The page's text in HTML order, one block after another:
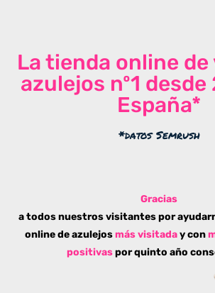
La tienda online de
azulejos nº1
España*
*datos Semrush
Gracias
a todos nuestros visitantes por
online de azulejos más visitaday con
positivaspor quinto año